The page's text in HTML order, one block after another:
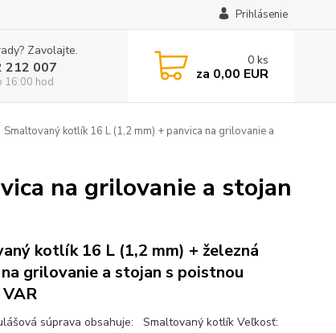
Prihlásenie
Zavolajte.
212 007
16:00 hod
0 ks
za 0,00 EUR
Smaltovaný kotlík 16 L (1,2 mm) + panvica na grilovanie a
na grilovanie a stojan
kotlík 16 L (1,2 mm) + železná
grilovanie a stojan s poistnou
súprava obsahuje: Smaltovaný kotlík Veľkosť: